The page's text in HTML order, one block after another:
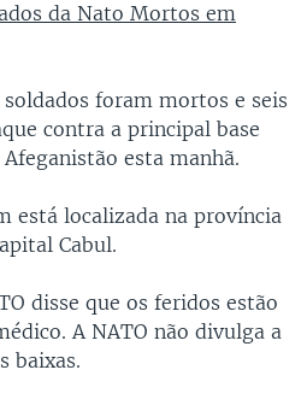
da Nato Mortos em
foram mortos e seis
contra a principal base
esta manhã.
está localizada na província
Cabul.
disse que os feridos estão
A NATO não divulga a
baixas.